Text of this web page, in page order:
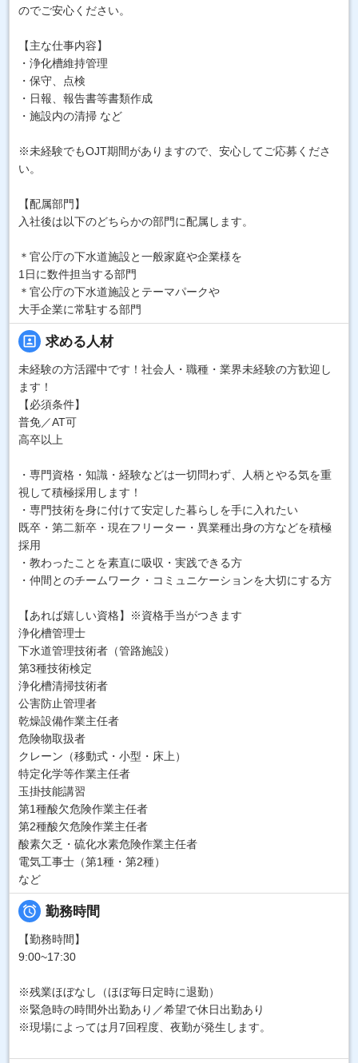
のでご安心ください。
【主な仕事内容】
・浄化槽維持管理
・保守、点検
・日報、報告書等書類作成
・施設内の清掃 など
※未経験でもOJT期間がありますので、安心してご応募くださ
い。
【配属部門】
入社後は以下のどちらかの部門に配属します。
＊官公庁の下水道施設と一般家庭や企業様を
1日に数件担当する部門
＊官公庁の下水道施設とテーマパークや
大手企業に常駐する部門
portrait 求める人材
未経験の方活躍中です！社会人・職種・業界未経験の方歓迎し
ます！
【必須条件】
普免／AT可
高卒以上
・専門資格・知識・経験などは一切問わず、人柄とやる気を重
視して積極採用します！
・専門技術を身に付けて安定した暮らしを手に入れたい
既卒・第二新卒・現在フリーター・異業種出身の方などを積極
採用
・教わったことを素直に吸収・実践できる方
・仲間とのチームワーク・コミュニケーションを大切にする方
【あれば嬉しい資格】※資格手当がつきます
浄化槽管理士
下水道管理技術者（管路施設）
第3種技術検定
浄化槽清掃技術者
公害防止管理者
乾燥設備作業主任者
危険物取扱者
クレーン（移動式・小型・床上）
特定化学等作業主任者
玉掛技能講習
第1種酸欠危険作業主任者
第2種酸欠危険作業主任者
酸素欠乏・硫化水素危険作業主任者
電気工事士（第1種・第2種）
など
 勤務時間
【勤務時間】
9:00~17:30
※残業ほぼなし（ほぼ毎日定時に退勤）
※緊急時の時間外出勤あり／希望で休日出勤あり
※現場によっては月7回程度、夜勤が発生します。